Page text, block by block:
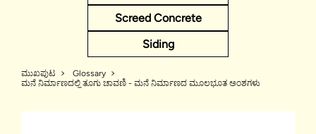
Screed Concrete
Siding
ಮುಖಪುಟ
Glossary
ಮನೆ ನಿರ್ಮಾಣದಲ್ಲಿ ತೂಗು ಚಾವಣಿ - ಮನೆ ನಿರ್ಮಾಣದ ಮೂಲಭೂತ ಅಂಶಗಳು